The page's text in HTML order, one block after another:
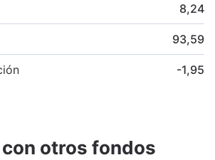
8,24
93,59
-1,95
otros fondos